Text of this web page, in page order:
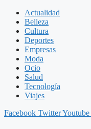
Actualidad
Belleza
Cultura
Deportes
Empresas
Moda
Ocio
Salud
Tecnología
Viajes
Facebook TwitterYoutube